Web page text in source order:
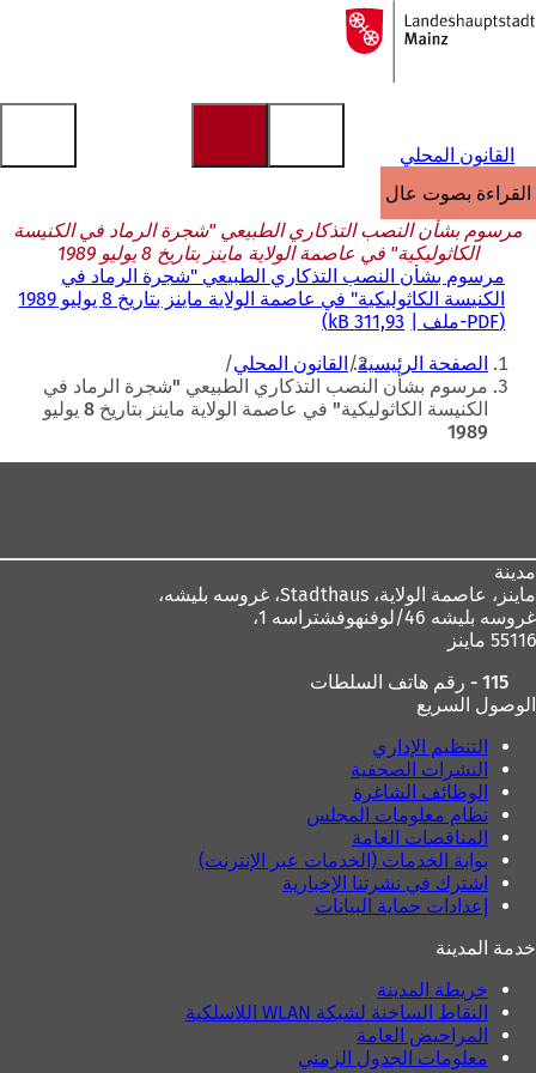
الانتقال إلى المحتوى
إلى
الصفحة
القانون المحلي
القراءة بصوت عالٍ
مرسوم بشأن النصب التذكاري الطبيعي "شجرة الرماد في الكنيسة
الكاثوليكية" في عاصمة الولاية ماينز بتاريخ 8 يوليو 1989
مرسوم بشأن النصب التذكاري الطبيعي "شجرة الرماد في
الكنيسة الكاثوليكية" في عاصمة الولاية ماينز بتاريخ 8 يوليو 1989
PDF-ملف 311,93 kB
أنت
هنا
الصفحة الرئيسية القانون المحلي
مرسوم بشأن النصب التذكاري الطبيعي "شجرة الرماد في
الكنيسة الكاثوليكية" في عاصمة الولاية ماينز بتاريخ 8 يوليو
1989
مدينة
ماينز، عاصمة الولاية،
غروسه بليشه 46/لوفنهوفشتراسه 1،
55116 ماينز
115 - رقم هاتف السلطات
الوصول السريع
التنظيم الإداري
النشرات الصحفية
الوظائف الشاغرة
نظام معلومات المجلس
المناقصات العامة
بوابة الخدمات (الخدمات عبر الإنترنت)
اشترك في نشرتنا الإخبارية
إعدادات حماية البيانات
خدمة المدينة
خريطة المدينة
النقاط الساخنة لشبكة WLAN اللاسلكية
المراحيض العامة
معلومات الجدول الزمني